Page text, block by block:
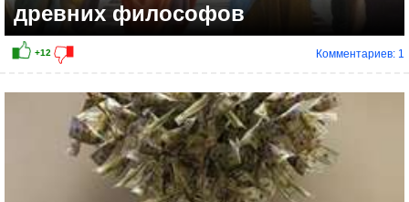
древних философов
Комментариев: 1